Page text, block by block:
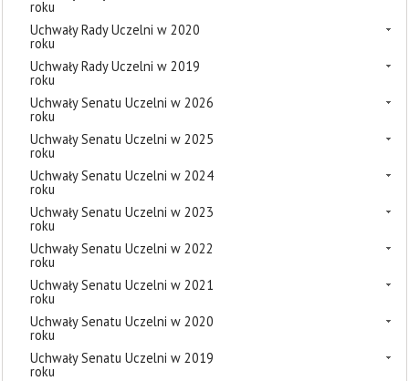
roku
Uchwały Rady Uczelni w 2020
roku
Uchwały Rady Uczelni w 2019
roku
Uchwały Senatu Uczelni w 2026
roku
Uchwały Senatu Uczelni w 2025
roku
Uchwały Senatu Uczelni w 2024
roku
Uchwały Senatu Uczelni w 2023
roku
Uchwały Senatu Uczelni w 2022
roku
Uchwały Senatu Uczelni w 2021
roku
Uchwały Senatu Uczelni w 2020
roku
Uchwały Senatu Uczelni w 2019
roku